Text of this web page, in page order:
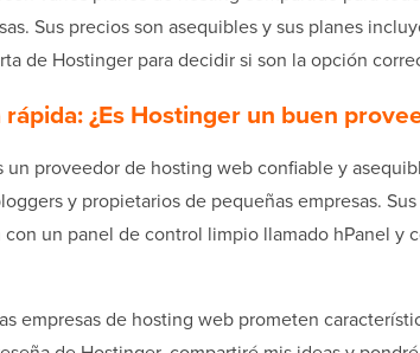
Sus precios son asequibles y sus planes
de Hostinger para decidir si son la opción
rápida: ¿Es Hostinger un buen
un proveedor de hosting web confiable y
y propietarios de pequeñas empresas.
un panel de control limpio llamado hPanel y
empresas de hosting web prometen